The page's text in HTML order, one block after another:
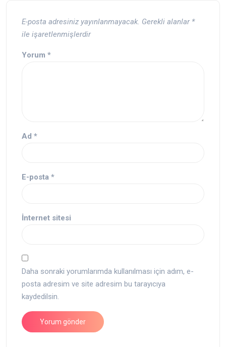
E-posta adresiniz yayınlanmayacak. Gerekli alanlar *
ile işaretlenmişlerdir
Yorum *
Ad *
E-posta *
İnternet sitesi
Daha sonraki yorumlarımda kullanılması için adım, e-
posta adresim ve site adresim bu tarayıcıya
kaydedilsin.